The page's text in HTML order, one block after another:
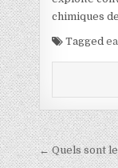
chimiques
Tagged
← Quels sont